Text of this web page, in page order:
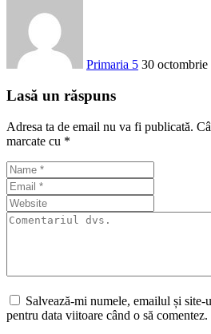
Primaria 5 30 octombrie
Lasă un răspuns
Adresa ta de email nu va fi publicată.
marcate cu *
Salvează-mi numele, emailul și
pentru data viitoare când o să comentez.